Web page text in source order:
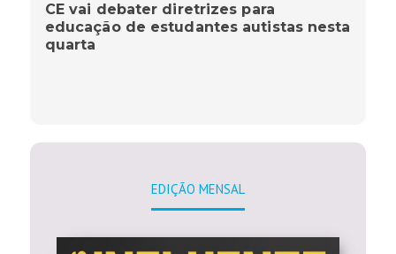
CE vai debater diretrizes para
educação de estudantes autistas nesta
quarta
EDIÇÃO MENSAL